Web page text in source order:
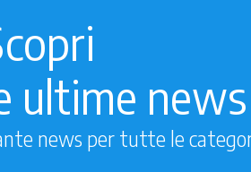
ultime news
news per tutte le